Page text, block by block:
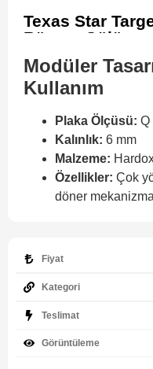
Texas Star
Rüzgar Gülü
Modüler
Kullanım
Plaka Ölçüsü: Q
Kalınlık: 6 mm
Malzeme:
Özellikler: Çok
döner
Fiyat
Kategori
Teslimat
Görüntüleme